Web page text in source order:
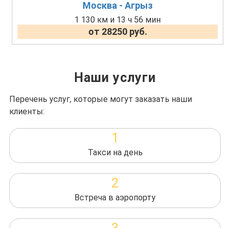
Москва - Агрыз
1 130 км и 13 ч 56 мин
от 28250 руб.
Наши услуги
Перечень услуг, которые могут заказать наши
клиенты:
1
Такси на день
2
Встреча в аэропорту